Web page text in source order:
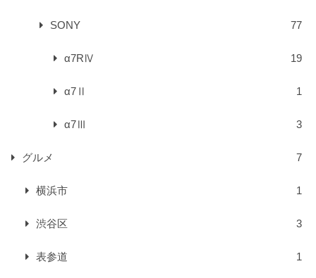
SONY 77
α7RⅣ 19
α7Ⅱ 1
α7Ⅲ 3
グルメ 7
横浜市 1
渋谷区 3
表参道 1